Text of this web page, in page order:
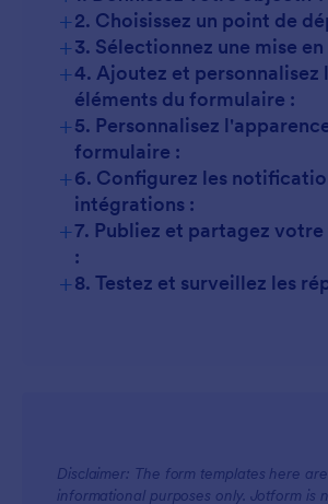
+2. Choisissez un point de
+3. Sélectionnez une mise en
+4. Ajoutez et personnalisez
éléments du formulaire :
+5. Personnalisez
formulaire :
+6. Configurez les
intégrations :
+7. Publiez et partagez
:
+8. Testez et surveillez les
Disclaimer: The form templates here
informational purposes only. Jotform is